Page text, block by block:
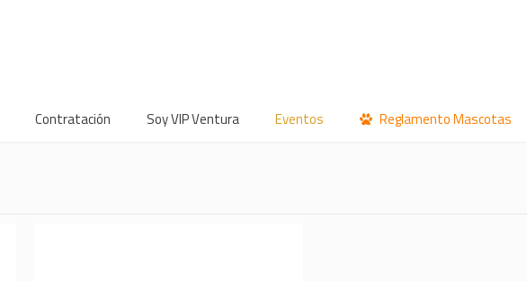
Contratación Soy VIP Ventura Eventos Reglamento Mascotas